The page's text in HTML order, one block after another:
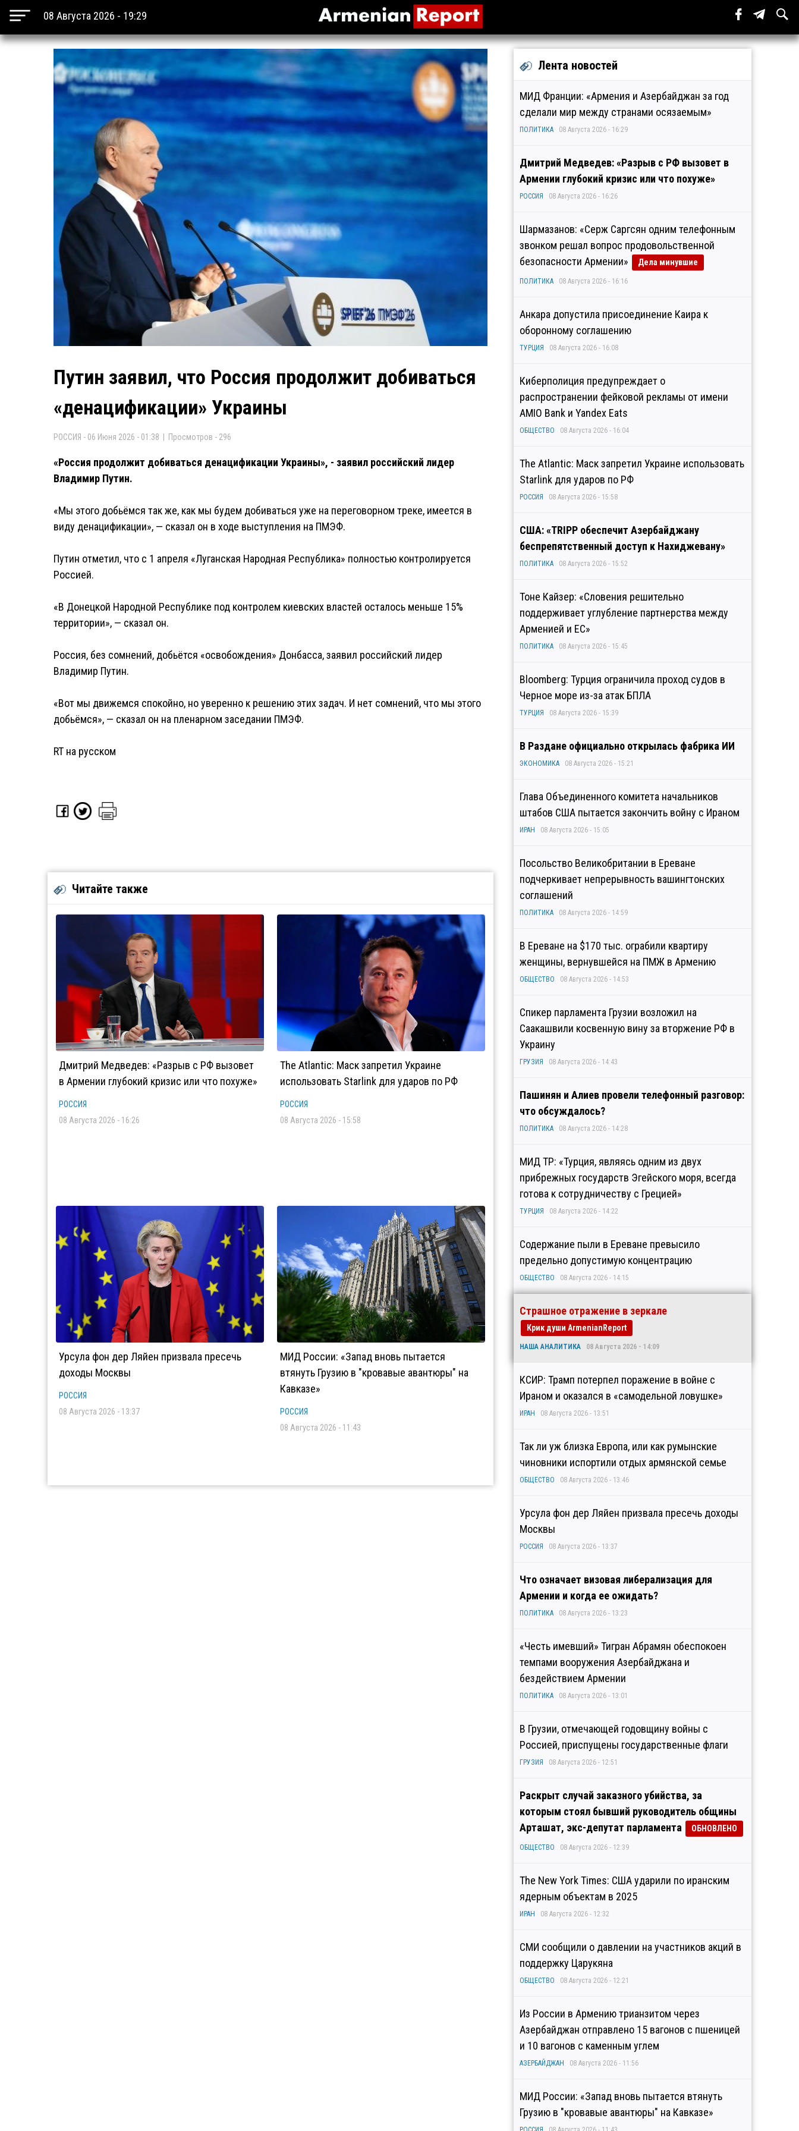
08 Августа 2026 - 19:29
Путин заявил, что Россия продолжит добиваться
«денацификации» Украины
РОССИЯ - 06 Июня 2026 - 01:38 | Просмотров - 296
«Россия продолжит добиваться денацификации Украины», - заявил российский лидер
Владимир Путин.
«Мы этого добьёмся так же, как мы будем добиваться уже на переговорном треке, имеется в
виду денацификации», — сказал он в ходе выступления на ПМЭФ.
Путин отметил, что с 1 апреля «Луганская Народная Республика» полностью контролируется
Россией.
«В Донецкой Народной Республике под контролем киевских властей осталось меньше 15%
территории», — сказал он.
Россия, без сомнений, добьётся «освобождения» Донбасса, заявил российский лидер
Владимир Путин.
«Вот мы движемся спокойно, но уверенно к решению этих задач. И нет сомнений, что мы этого
добьёмся», — сказал он на пленарном заседании ПМЭФ.
RT на русском
Читайте также
Дмитрий Медведев: «Разрыв с РФ вызовет
в Армении глубокий кризис или что похуже»
РОССИЯ
08 Августа 2026 - 16:26
The Atlantic: Маск запретил Украине
использовать Starlink для ударов по РФ
РОССИЯ
08 Августа 2026 - 15:58
Урсула фон дер Ляйен призвала пресечь
доходы Москвы
РОССИЯ
08 Августа 2026 - 13:37
МИД России: «Запад вновь пытается
втянуть Грузию в "кровавые авантюры" на
Кавказе»
РОССИЯ
08 Августа 2026 - 11:43
Лента новостей
МИД Франции: «Армения и Азербайджан за год
сделали мир между странами осязаемым»
ПОЛИТИКА 08 Августа 2026 - 16:29
Дмитрий Медведев: «Разрыв с РФ вызовет в
Армении глубокий кризис или что похуже»
РОССИЯ 08 Августа 2026 - 16:26
Шармазанов: «Серж Саргсян одним телефонным
звонком решал вопрос продовольственной
безопасности Армении»
Дела минувшие
ПОЛИТИКА 08 Августа 2026 - 16:16
Анкара допустила присоединение Каира к
оборонному соглашению
ТУРЦИЯ 08 Августа 2026 - 16:08
Киберполиция предупреждает о
распространении фейковой рекламы от имени
AMIO Bank и Yandex Eats
ОБЩЕСТВО 08 Августа 2026 - 16:04
The Atlantic: Маск запретил Украине использовать
Starlink для ударов по РФ
РОССИЯ 08 Августа 2026 - 15:58
США: «TRIPP обеспечит Азербайджану
беспрепятственный доступ к Нахиджевану»
ПОЛИТИКА 08 Августа 2026 - 15:52
Тоне Кайзер: «Словения решительно
поддерживает углубление партнерства между
Арменией и ЕС»
ПОЛИТИКА 08 Августа 2026 - 15:45
Bloomberg: Турция ограничила проход судов в
Черное море из-за атак БПЛА
ТУРЦИЯ 08 Августа 2026 - 15:39
В Раздане официально открылась фабрика ИИ
ЭКОНОМИКА 08 Августа 2026 - 15:21
Глава Объединенного комитета начальников
штабов США пытается закончить войну с Ираном
ИРАН 08 Августа 2026 - 15:05
Посольство Великобритании в Ереване
подчеркивает непрерывность вашингтонских
соглашений
ПОЛИТИКА 08 Августа 2026 - 14:59
В Ереване на $170 тыс. ограбили квартиру
женщины, вернувшейся на ПМЖ в Армению
ОБЩЕСТВО 08 Августа 2026 - 14:53
Спикер парламента Грузии возложил на
Саакашвили косвенную вину за вторжение РФ в
Украину
ГРУЗИЯ 08 Августа 2026 - 14:43
Пашинян и Алиев провели телефонный разговор:
что обсуждалось?
ПОЛИТИКА 08 Августа 2026 - 14:28
МИД ТР: «Турция, являясь одним из двух
прибрежных государств Эгейского моря, всегда
готова к сотрудничеству с Грецией»
ТУРЦИЯ 08 Августа 2026 - 14:22
Содержание пыли в Ереване превысило
предельно допустимую концентрацию
ОБЩЕСТВО 08 Августа 2026 - 14:15
Страшное отражение в зеркале
Крик души ArmenianReport
НАША АНАЛИТИКА 08 Августа 2026 - 14:09
КСИР: Трамп потерпел поражение в войне с
Ираном и оказался в «самодельной ловушке»
ИРАН 08 Августа 2026 - 13:51
Так ли уж близка Европа, или как румынские
чиновники испортили отдых армянской семье
ОБЩЕСТВО 08 Августа 2026 - 13:46
Урсула фон дер Ляйен призвала пресечь доходы
Москвы
РОССИЯ 08 Августа 2026 - 13:37
Что означает визовая либерализация для
Армении и когда ее ожидать?
ПОЛИТИКА 08 Августа 2026 - 13:23
«Честь имевший» Тигран Абрамян обеспокоен
темпами вооружения Азербайджана и
бездействием Армении
ПОЛИТИКА 08 Августа 2026 - 13:01
В Грузии, отмечающей годовщину войны с
Россией, приспущены государственные флаги
ГРУЗИЯ 08 Августа 2026 - 12:51
Раскрыт случай заказного убийства, за
которым стоял бывший руководитель общины
Арташат, экс-депутат парламента
ОБНОВЛЕНО
ОБЩЕСТВО 08 Августа 2026 - 12:39
The New York Times: США ударили по иранским
ядерным объектам в 2025
ИРАН 08 Августа 2026 - 12:32
СМИ сообщили о давлении на участников акций в
поддержку Царукяна
ОБЩЕСТВО 08 Августа 2026 - 12:21
Из России в Армению трианзитом через
Азербайджан отправлено 15 вагонов с пшеницей
и 10 вагонов с каменным углем
АЗЕРБАЙДЖАН 08 Августа 2026 - 11:56
МИД России: «Запад вновь пытается втянуть
Грузию в "кровавые авантюры" на Кавказе»